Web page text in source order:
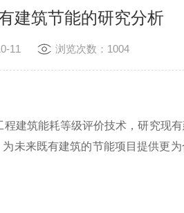
建筑节能的研究分析
10-11 浏览次数：1004
建筑能耗等级评价技术，研究现
未来既有建筑的节能项目提供更